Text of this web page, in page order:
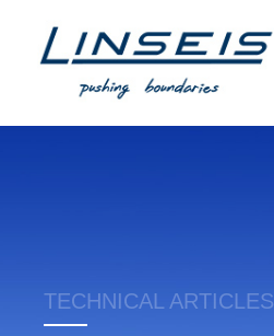
TECHNICAL ARTICLES